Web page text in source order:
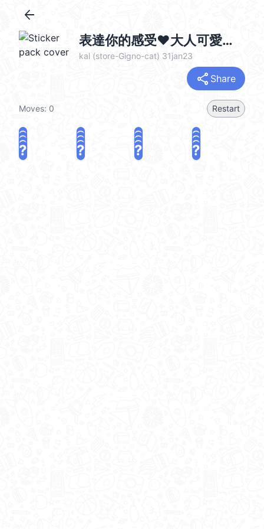
arrow_back
表達你的感受❤大人可愛淑女貓 @kal_pc
kal (store-Gigno-cat) 31jan23
share Share
Moves: 0 Restart
? ? ? ?
? ? ? ?
? ? ? ?
? ? ? ?